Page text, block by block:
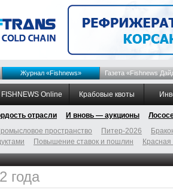
Журнал «Fishnews» Газета «Fishnews
FISHNEWS Online Крабовые квоты
отрасли И вновь — аукционы
пространство Питер-2026
Повышение ставок и пошлин
года